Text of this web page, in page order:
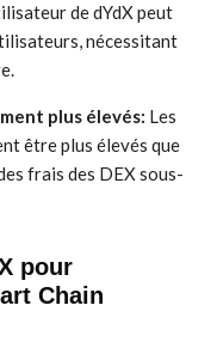
de dYdX peut
nécessitant
plus élevés: Les
être plus élevés que
frais des DEX sous-
pour
Chain